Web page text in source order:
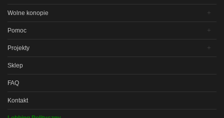
Wolne konopie
Pomoc
Projekty
Sklep
FAQ
Kontakt